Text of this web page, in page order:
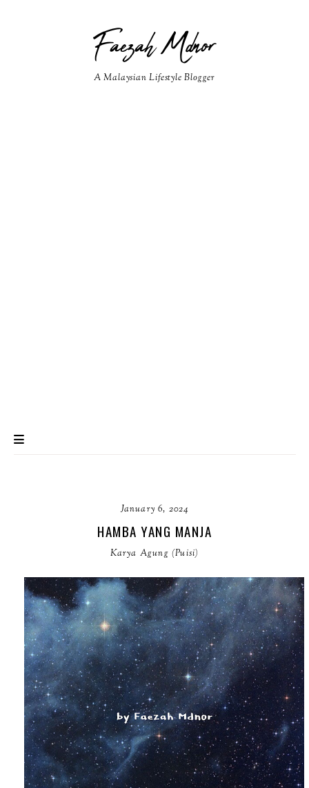
Faezah Mdnor
A Malaysian Lifestyle Blogger
January 6, 2024
HAMBA YANG MANJA
Karya Agung (Puisi)